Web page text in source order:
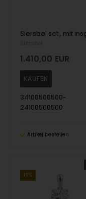
1.410,00 EUR
34100500500-
24100500500
Artikel bestellen
19%